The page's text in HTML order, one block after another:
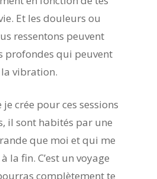
Et les douleurs ou
ressentons peuvent
profondes qui peuvent
vibration.
je crée pour ces sessions
il sont habités par une
que moi et qui me
la fin. C’est un voyage
complètement te